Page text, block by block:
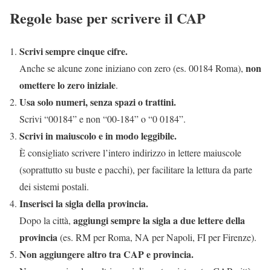
Regole base per scrivere il CAP
Scrivi sempre cinque cifre.
Anche se alcune zone iniziano con zero (es. 00184 Roma), non
omettere lo zero iniziale.
Usa solo numeri, senza spazi o trattini.
Scrivi “00184” e non “00-184” o “0 0184”.
Scrivi in maiuscolo e in modo leggibile.
È consigliato scrivere l’intero indirizzo in lettere maiuscole
(soprattutto su buste e pacchi), per facilitare la lettura da parte
dei sistemi postali.
Inserisci la sigla della provincia.
Dopo la città, aggiungi sempre la sigla a due lettere della
provincia(es. RM per Roma, NA per Napoli, FI per Firenze).
Non aggiungere altro tra CAP e provincia.